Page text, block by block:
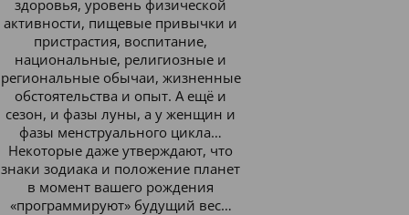
здоровья, уровень физической
активности, пищевые привычки и
пристрастия, воспитание,
национальные, религиозные и
региональные обычаи, жизненные
обстоятельства и опыт. А ещё и
сезон, и фазы луны, а у женщин и
фазы менструального цикла…
Некоторые даже утверждают, что
знаки зодиака и положение планет
в момент вашего рождения
«программируют» будущий вес…